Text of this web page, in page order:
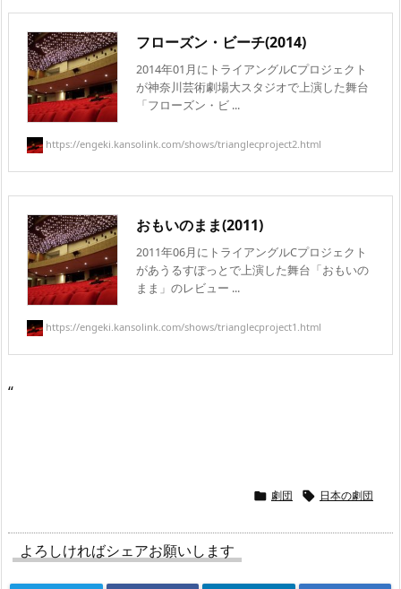
フローズン・ビーチ(2014)
2014年01月にトライアングルCプロジェクト
が神奈川芸術劇場大スタジオで上演した舞台
「フローズン・ビ ...
https://engeki.kansolink.com/shows/trianglecproject2.html
おもいのまま(2011)
2011年06月にトライアングルCプロジェクト
があうるすぽっとで上演した舞台「おもいの
まま」のレビュー ...
https://engeki.kansolink.com/shows/trianglecproject1.html
“
 劇団  日本の劇団
よろしければシェアお願いします